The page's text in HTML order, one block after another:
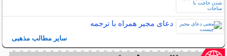
دعای مجیر همراه با ترجمه
سایر مطالب مذهبی